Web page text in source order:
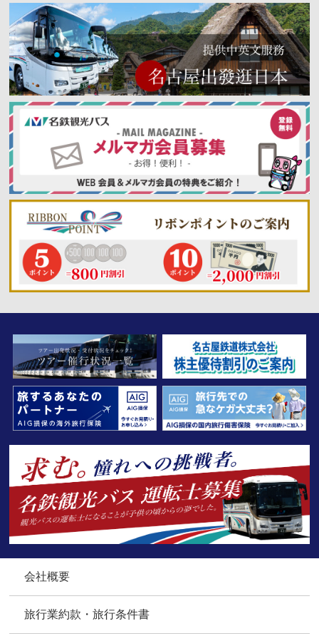
会社概要
旅行業約款・旅行条件書